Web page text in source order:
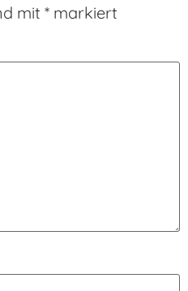
mit * markiert